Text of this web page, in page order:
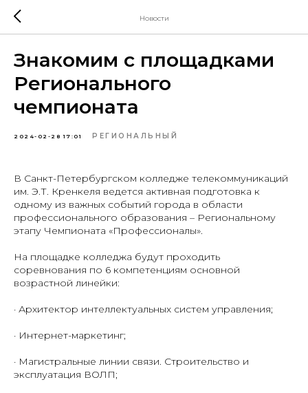
Новости
Знакомим с площадками
Регионального
чемпионата
2024-02-28 17:01 РЕГИОНАЛЬНЫЙ
В Санкт-Петербургском колледже телекоммуникаций
им. Э.Т. Кренкеля ведется активная подготовка к
одному из важных событий города в области
профессионального образования – Региональному
этапу Чемпионата «Профессионалы».
На площадке колледжа будут проходить
соревнования по 6 компетенциям основной
возрастной линейки:
· Архитектор интеллектуальных систем управления;
· Интернет-маркетинг;
· Магистральные линии связи. Строительство и
эксплуатация ВОЛП;